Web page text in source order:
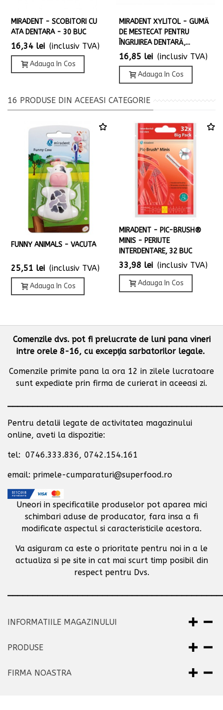
MIRADENT - SCOBITORI CU
ATA DENTARA - 30 BUC
16,34 lei (inclusiv TVA)
Adauga In Cos
MIRADENT XYLITOL - GUMĂ
DE MESTECAT PENTRU
ÎNGRIJIREA DENTARĂ,...
16,85 lei (inclusiv TVA)
Adauga In Cos
16 PRODUSE DIN ACEEASI CATEGORIE
FUNNY ANIMALS - VACUTA
25,51 lei (inclusiv TVA)
Adauga In Cos
MIRADENT - PIC-BRUSH®
MINIS - PERIUTE
INTERDENTARE, 32 BUC
33,98 lei (inclusiv TVA)
Adauga In Cos
Comenzile dvs. pot fi prelucrate de luni pana vineri
intre orele 8-16, cu excepţia sarbatorilor legale.
Comenzile primite pana la ora 12 in zilele lucratoare
sunt expediate prin firma de curierat in aceeasi zi.
Pentru detalii legate de activitatea magazinului
online, aveti la dispozitie:
tel: 0746.333.836, 0742.154.161
email: primele-cumparaturi@superfood.ro
Uneori in specificatiile produselor pot aparea mici
schimbari aduse de producator, fara insa a fi
modificate aspectul si caracteristicile acestora.
Va asiguram ca este o prioritate pentru noi in a le
actualiza si pe site in cat mai scurt timp posibil din
respect pentru Dvs.
INFORMATIILE MAGAZINULUI
PRODUSE
FIRMA NOASTRA